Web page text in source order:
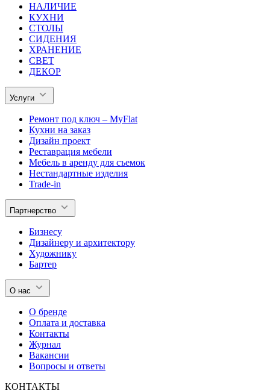
НАЛИЧИЕ
КУХНИ
СТОЛЫ
СИДЕНИЯ
ХРАНЕНИЕ
СВЕТ
ДЕКОР
Услуги
Ремонт под ключ – MyFlat
Кухни на заказ
Дизайн проект
Реставрация мебели
Мебель в аренду для съемок
Нестандартные изделия
Trade-in
Партнерство
Бизнесу
Дизайнеру и архитектору
Художнику
Бартер
О нас
О бренде
Оплата и доставка
Контакты
Журнал
Вакансии
Вопросы и ответы
КОНТАКТЫ